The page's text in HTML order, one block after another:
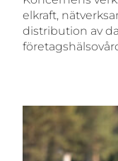
elkraft,
distribution av